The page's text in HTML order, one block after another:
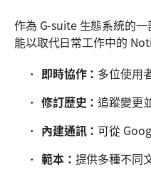
作為 G-suite 生態系統的
能以取代日常工作中的
即時協作： 多位使用
修訂歷史：追蹤變更
內建通訊： 可從
範本： 提供多種不同